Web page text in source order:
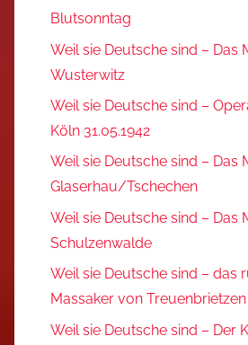
Blutsonntag
Weil sie Deutsche sind – Das
Wusterwitz
Weil sie Deutsche sind –
Köln 31.05.1942
Weil sie Deutsche sind – Das
Glaserhau/Tschechen
Weil sie Deutsche sind – Das
Schulzenwalde
Weil sie Deutsche sind – das
Massaker von Treuenbrietzen
Weil sie Deutsche sind – Der